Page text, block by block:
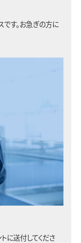
です。お急ぎの方に
に送付してくださ